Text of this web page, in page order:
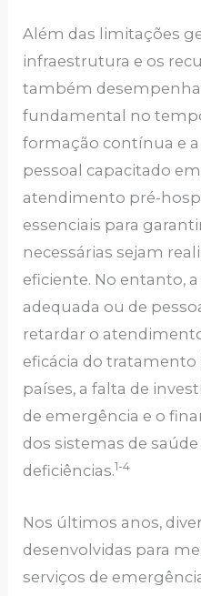
Além das limitações
infraestrutura e os
também
fundamental no
formação contínua e
pessoal capacitado
atendimento pré-
essenciais para
necessárias sejam
eficiente. No entanto,
adequada ou de
retardar o
eficácia do
países, a falta de
de emergência e o
dos sistemas de
deficiências.1-4
Nos últimos anos,
desenvolvidas para
serviços de